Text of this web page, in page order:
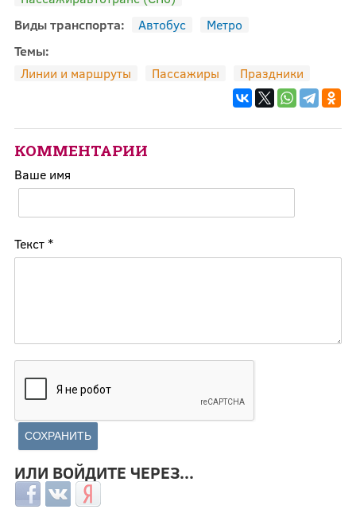
Виды транспорта:
Автобус
Метро
Темы:
Линии и маршруты
Пассажиры Праздники
КОММЕНТАРИИ
Ваше имя
Текст *
ИЛИ ВОЙДИТЕ ЧЕРЕЗ...
Login with Facebook
Login with ВКонтакте
Login with Яндекс